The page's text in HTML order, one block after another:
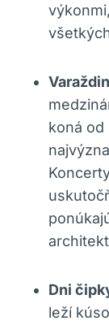
koná od
Dni
leží